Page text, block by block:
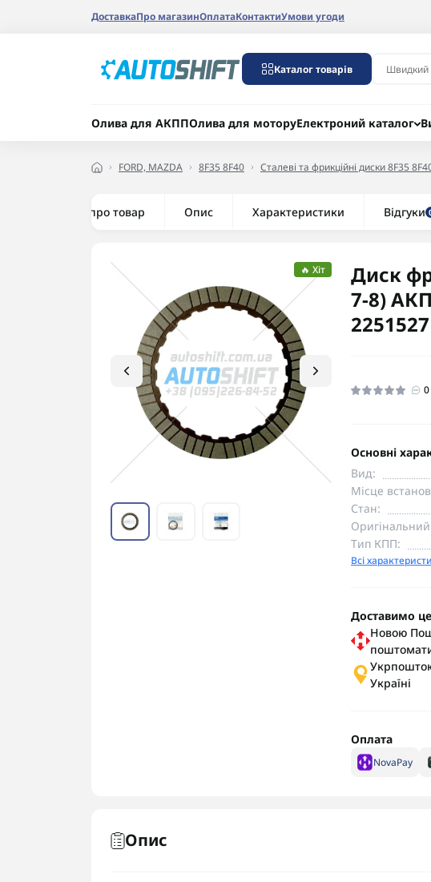
ДоставкаПро магазинОплатаКонтактиУмови угоди
Каталог товарів
Олива для АКППОлива для моторуЕлектроний каталог
FORD, MAZDA 8F35 8F40 Сталеві та фрикційні диски 8F35
Все про товар Опис Характеристики Відгуки
🔥 Хіт
Диск
7-8)
2251527
0
Основні
Вид:
Місце
Стан:
Тип КПП:
Всі
Доставимо
Новою
Україні
Оплата
NovaPay
Опис